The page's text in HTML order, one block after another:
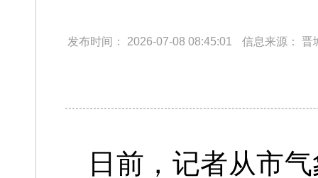
发布时间： 2026-07-08 08:45:01 信息来源： 晋
日前，记者从市